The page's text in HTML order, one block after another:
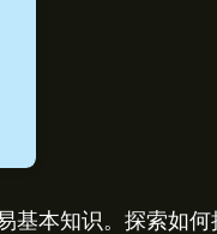
基本知识。探索如